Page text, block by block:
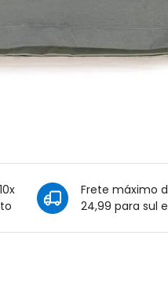
Frete máximo
24,99 para sul